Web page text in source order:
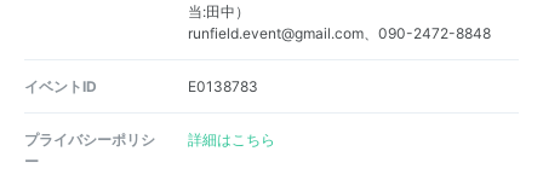
当:田中）
runfield.event@gmail.com、090-2472-8848
イベントID E0138783
プライバシーポリシ
ー
詳細はこちら